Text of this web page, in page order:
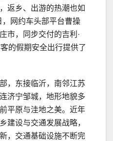
返乡、出游的热潮也如
网约车头部平台曹操
市，同步交付的吉利·
的假期安全出行提供了
，东接临沂，南邻江苏
济宁邹城，地形地貌多
平原与洼地之美。近年
建设与交通发展战略，
，交通基础设施不断完